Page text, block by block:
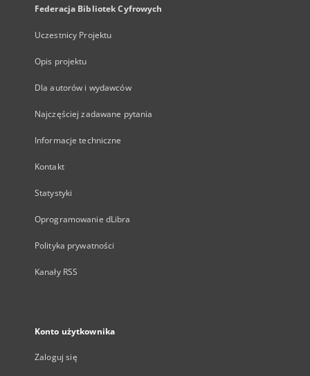
Federacja Bibliotek Cyfrowych
Uczestnicy Projektu
Opis projektu
Dla autorów i wydawców
Najczęściej zadawane pytania
Informacje techniczne
Kontakt
Statystyki
Oprogramowanie dLibra
Polityka prywatności
Kanały RSS
Konto użytkownika
Zaloguj się